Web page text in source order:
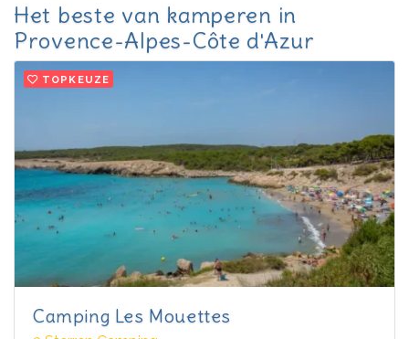
Het beste van kamperen in
Provence-Alpes-Côte d'Azur
TOPKEUZE
Camping Les Mouettes